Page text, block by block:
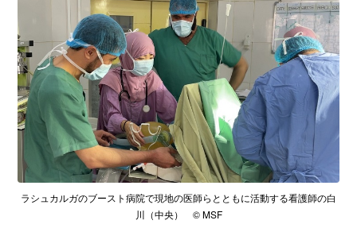
ラシュカルガのブースト病院で現地の医師らとともに活動する看護師の白
川（中央） © MSF